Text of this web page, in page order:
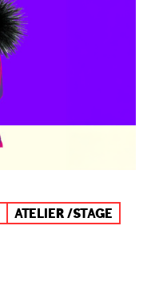
ATELIER /STAGE